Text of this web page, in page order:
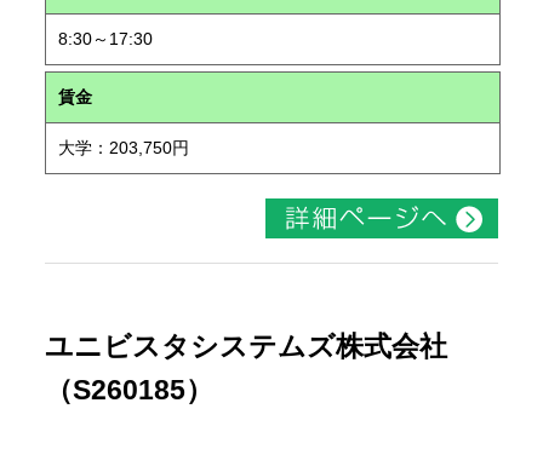
8:30～17:30
賃金
大学：203,750円
ユニビスタシステムズ株式会社
（S260185）